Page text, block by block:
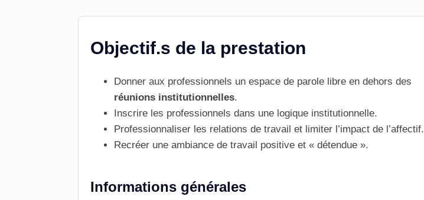
Objectif.s de la prestation
Donner aux professionnels un espace de parole libre en dehors des
réunions institutionnelles.
Inscrire les professionnels dans une logique institutionnelle.
Professionnaliser les relations de travail et limiter l’impact de l’affectif.
Recréer une ambiance de travail positive et « détendue ».
Informations générales